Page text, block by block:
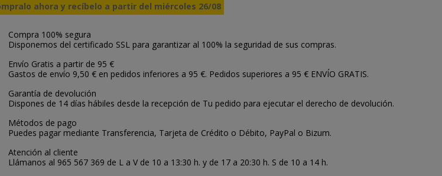
ahora y recíbelo a partir del miércoles 26/08
Compra 100% segura
Disponemos del certificado SSL para garantizar al 100% la seguridad de sus compras.
Envío Gratis a partir de 95 €
Gastos de envío 9,50 € en pedidos inferiores a 95 €. Pedidos superiores a 95 € ENVÍO GRATIS.
Garantía de devolución
Dispones de 14 días hábiles desde la recepción de Tu pedido para ejecutar el derecho de devolución.
Métodos de pago
Puedes pagar mediante Transferencia, Tarjeta de Crédito o Débito, PayPal o Bizum.
Atención al cliente
Llámanos al 965 567 369 de L a V de 10 a 13:30 h. y de 17 a 20:30 h. S de 10 a 14 h.